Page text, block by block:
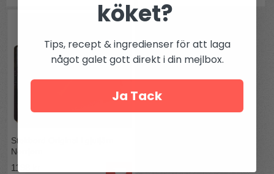
Stekbord Original i gjutjärn
Norrjern
1198 kr
köket?
Tips, recept & ingredienser för att laga
något galet gott direkt i din mejlbox.
Ja Tack